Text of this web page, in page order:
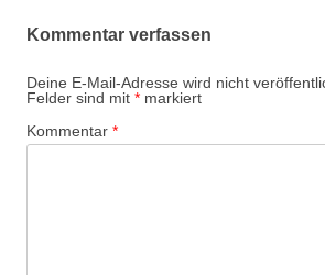
Kommentar verfassen
Deine E-Mail-Adresse wird nicht
Felder sind mit * markiert
Kommentar *